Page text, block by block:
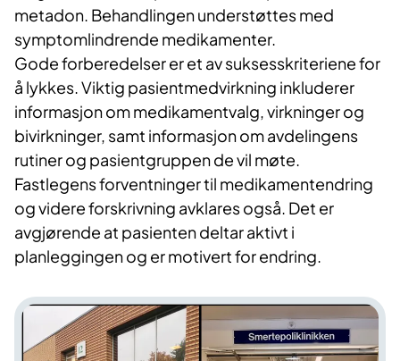
metadon. Behandlingen understøttes med
symptomlindrende medikamenter.
Gode forberedelser er et av suksesskriteriene for
å lykkes. Viktig pasientmedvirkning inkluderer
informasjon om medikamentvalg, virkninger og
bivirkninger, samt informasjon om avdelingens
rutiner og pasientgruppen de vil møte.
Fastlegens forventninger til medikamentendring
og videre forskrivning avklares også. Det er
avgjørende at pasienten deltar aktivt i
planleggingen og er motivert for endring.